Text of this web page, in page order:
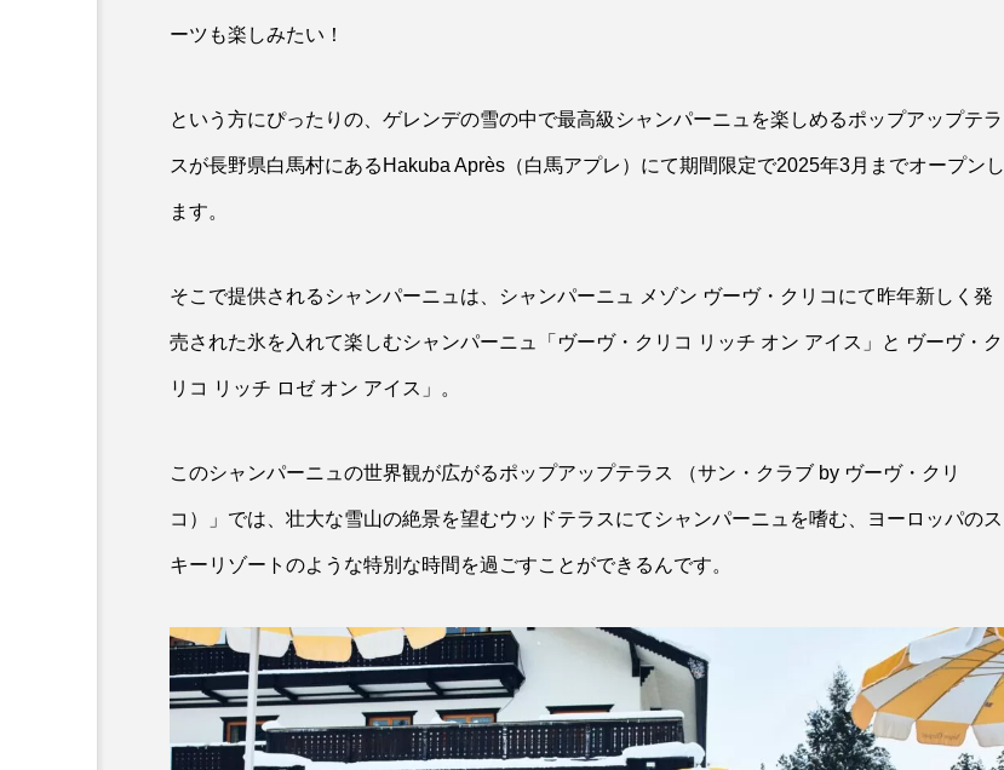
ーツも楽しみたい！
という方にぴったりの、ゲレンデの雪の中で最高級シャンパーニュを楽しめるポップアップテラ
スが長野県白馬村にあるHakuba Après（白馬アプレ）にて期間限定で2025年3月までオープンし
ます。
そこで提供されるシャンパーニュは、シャンパーニュ メゾン ヴーヴ・クリコにて昨年新しく発
売された氷を入れて楽しむシャンパーニュ「ヴーヴ・クリコ リッチ オン アイス」と ヴーヴ・ク
リコ リッチ ロゼ オン アイス」。
このシャンパーニュの世界観が広がるポップアップテラス （サン・クラブ by ヴーヴ・クリ
コ）」では、壮大な雪山の絶景を望むウッドテラスにてシャンパーニュを嗜む、ヨーロッパのス
キーリゾートのような特別な時間を過ごすことができるんです。